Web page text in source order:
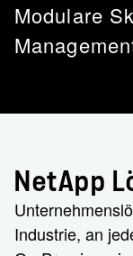
Modulare
NetApp
Industrie, an